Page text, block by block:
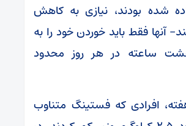
شده بودند، نیازی به کاهش
آنها فقط باید خوردن خود را به
ساعته در هر روز محدود
از ۱۲ هفته، افرادی که فستینگ متناوب